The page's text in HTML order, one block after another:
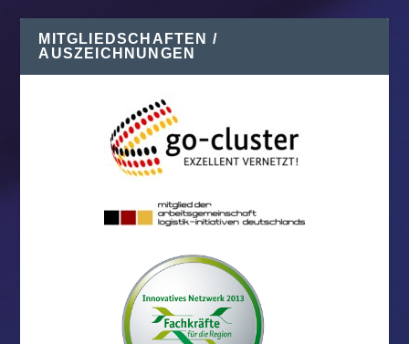
MITGLIEDSCHAFTEN /
AUSZEICHNUNGEN